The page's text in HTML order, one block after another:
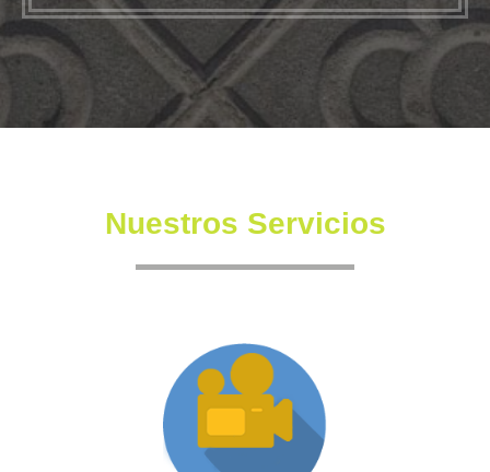
Nuestros Servicios
Producción XR
Somos una productora independiente con un equipo
altamente experimentado también en la creación de